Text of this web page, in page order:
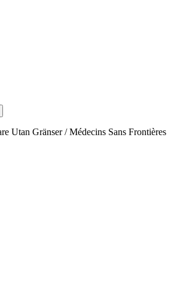
Utan Gränser / Médecins Sans Frontières